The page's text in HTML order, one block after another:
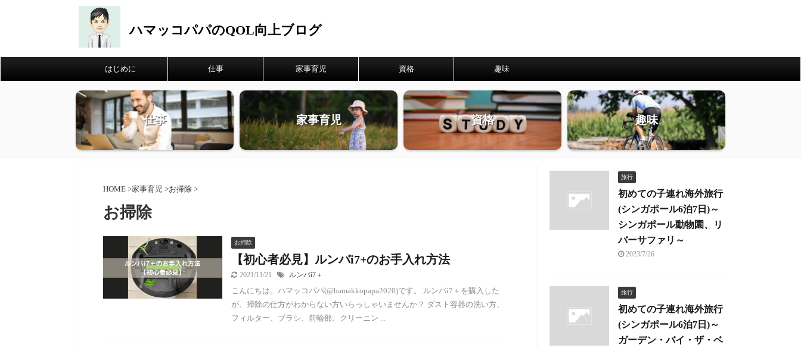
ハマッコパパのQOL向上ブログ
はじめに 仕事 家事育児 資格 趣味
仕事 家事育児 資格 趣味
HOME >家事育児 >お掃除 >
お掃除
お掃除
【初心者必見】ルンバi7+のお手入れ方法
2021/11/21 ルンバi7＋
こんにちは。ハマッコパパ(@hamakkopapa2020)です。 ルンバi7＋を購入した
が、掃除の仕方がわからない方いらっしゃいませんか？ ダスト容器の洗い方、
フィルター、ブラシ、前輪部、クリーニン ...
旅行
初めての子連れ海外旅行
(シンガポール6泊7日)～
シンガポール動物園、リ
バーサファリ～
2023/7/26
旅行
初めての子連れ海外旅行
(シンガポール6泊7日)～
ガーデン・バイ・ザ・ベ